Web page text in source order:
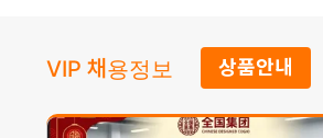
VIP 채용정보 상품안내